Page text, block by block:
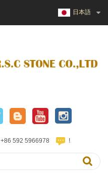
日本語
+86 592 5966978 !